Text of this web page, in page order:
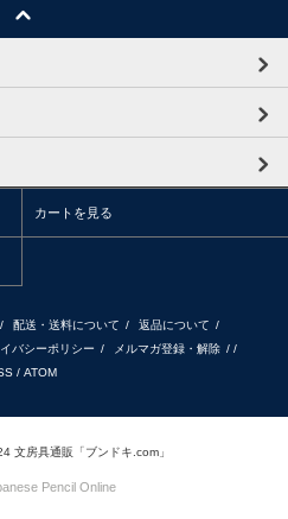
カートを見る
/ 配送・送料について / 返品について /
バシーポリシー / メルマガ登録・解除 / /
/ ATOM
文房具通販「ブンドキ.com」
Pencil Online